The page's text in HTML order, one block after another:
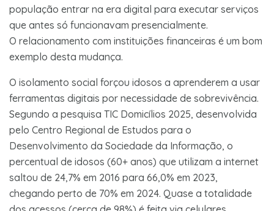
população entrar na era digital para executar serviços
que antes só funcionavam presencialmente.
O relacionamento com instituições financeiras é um bom
exemplo desta mudança.
O isolamento social forçou idosos a aprenderem a usar
ferramentas digitais por necessidade de sobrevivência.
Segundo a pesquisa TIC Domicílios 2025, desenvolvida
pelo Centro Regional de Estudos para o
Desenvolvimento da Sociedade da Informação, o
percentual de idosos (60+ anos) que utilizam a internet
saltou de 24,7% em 2016 para 66,0% em 2023,
chegando perto de 70% em 2024. Quase a totalidade